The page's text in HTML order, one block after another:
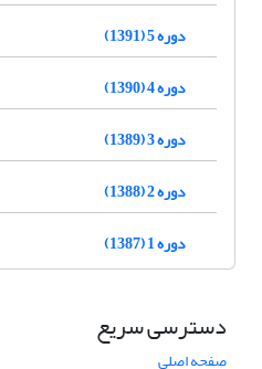
دوره 5 (1391)
دوره 4 (1390)
دوره 3 (1389)
دوره 2 (1388)
دوره 1 (1387)
دسترسی سریع
صفحه اصلی